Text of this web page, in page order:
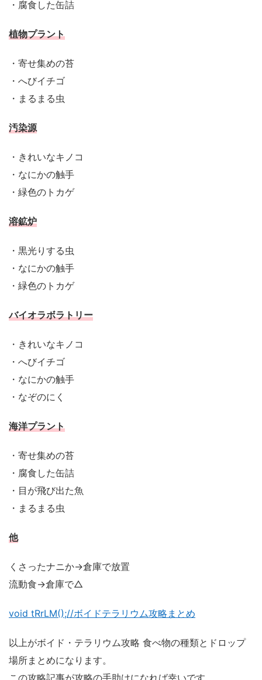
・腐食した缶詰
植物プラント
・寄せ集めの苔
・へびイチゴ
・まるまる虫
汚染源
・きれいなキノコ
・なにかの触手
・緑色のトカゲ
溶鉱炉
・黒光りする虫
・なにかの触手
・緑色のトカゲ
バイオラボラトリー
・きれいなキノコ
・へびイチゴ
・なにかの触手
・なぞのにく
海洋プラント
・寄せ集めの苔
・腐食した缶詰
・目が飛び出た魚
・まるまる虫
他
くさったナニか→倉庫で放置
流動食→倉庫で△
void tRrLM();//ボイドテラリウム攻略まとめ
以上がボイド・テラリウム攻略 食べ物の種類とドロップ
場所まとめになります。
この攻略記事が攻略の手助けになれば幸いです。